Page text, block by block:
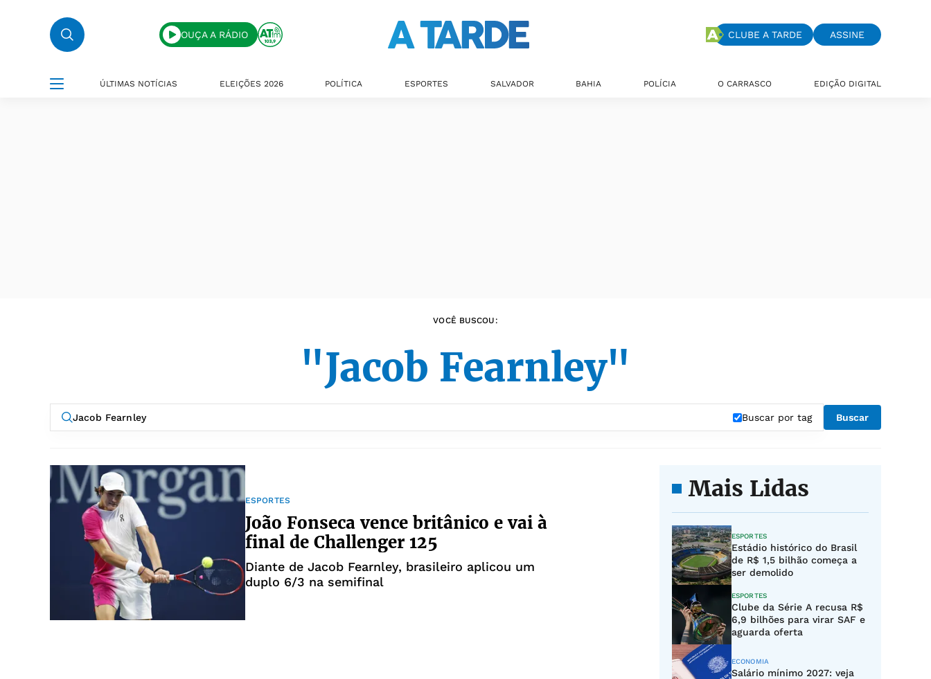
OUÇA A RÁDIO CLUBE A TARDE ASSINE
ÚLTIMAS NOTÍCIAS ELEIÇÕES 2026 POLÍTICA ESPORTES SALVADOR BAHIA POLÍCIA O CARRASCO EDIÇÃO DIGITAL
VOCÊ BUSCOU:
"Jacob Fearnley"
Buscar por tag Buscar
ESPORTES
João Fonseca vence britânico e vai à
final de Challenger 125
Diante de Jacob Fearnley, brasileiro aplicou um
duplo 6/3 na semifinal
Mais Lidas
ESPORTES
Estádio histórico do Brasil
de R$ 1,5 bilhão começa a
ser demolido
ESPORTES
Clube da Série A recusa R$
6,9 bilhões para virar SAF e
aguarda oferta
ECONOMIA
Salário mínimo 2027: veja